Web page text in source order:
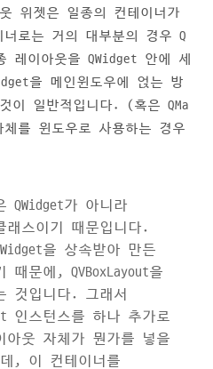
위젯은 일종의 컨테이너가
로는 거의 대부분의 경우 Q
레이아웃을 QWidget 안에 세
을 메인윈도우에 얹는 방
이 일반적입니다. (혹은 QMa
를 윈도우로 사용하는 경우
QWidget가 아니라
래스이기 때문입니다.
을 상속받아 만든
때문에, QVBoxLayout을
것입니다. 그래서
인스턴스를 하나 추가로
아웃 자체가 뭔가를 넣을
, 이 컨테이너를